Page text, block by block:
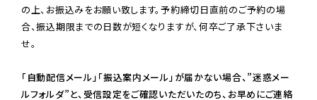
の上、お振込みをお願い致します。予約締切日直前のご予約の場
合、振込期限までの日数が短くなりますが、何卒ご了承下さいま
せ。
「自動配信メール」「振込案内メール」が届かない場合、”迷惑メー
ルフォルダ”と、受信設定をご確認いただいたのち、お早めにご連絡